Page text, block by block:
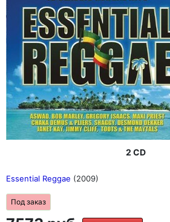
2 CD
Essential Reggae (2009)
Под заказ